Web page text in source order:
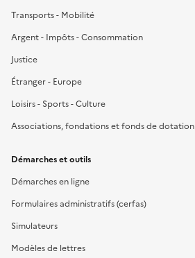
Transports - Mobilité
Argent - Impôts - Consommation
Justice
Étranger - Europe
Loisirs - Sports - Culture
Associations, fondations et fonds de dotation
Démarches et outils
Démarches en ligne
Formulaires administratifs (cerfas)
Simulateurs
Modèles de lettres